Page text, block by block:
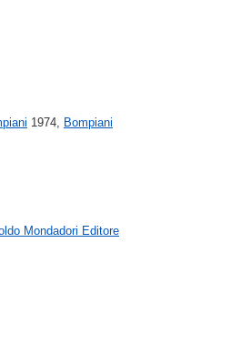
1974, Bompiani
Mondadori Editore